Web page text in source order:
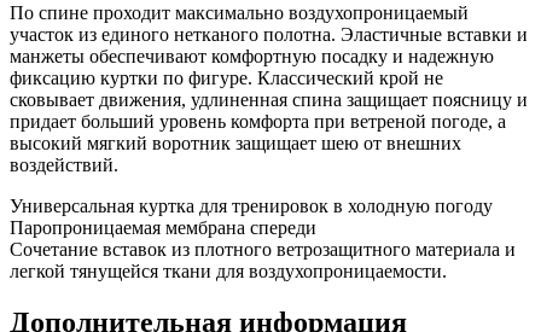
По спине проходит максимально воздухопроницаемый
участок из единого нетканого полотна. Эластичные вставки и
манжеты обеспечивают комфортную посадку и надежную
фиксацию куртки по фигуре. Классический крой не
сковывает движения, удлиненная спина защищает поясницу и
придает больший уровень комфорта при ветреной погоде, а
высокий мягкий воротник защищает шею от внешних
воздействий.
Универсальная куртка для тренировок в холодную погоду
Паропроницаемая мембрана спереди
Сочетание вставок из плотного ветрозащитного материала и
легкой тянущейся ткани для воздухопроницаемости.
Дополнительная информация